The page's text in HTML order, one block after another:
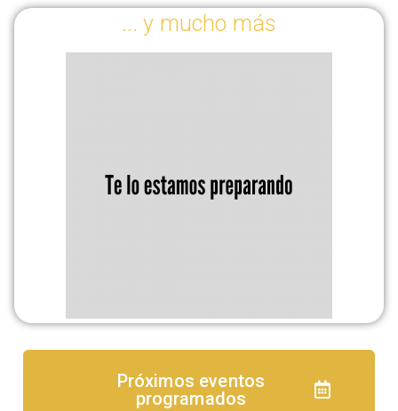
... y mucho más
Próximos eventos
programados